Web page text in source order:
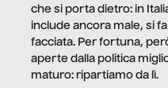
che si porta dietro: in
include ancora male, si
facciata. Per fortuna,
aperte dalla politica
maturo: ripartiamo da lì.